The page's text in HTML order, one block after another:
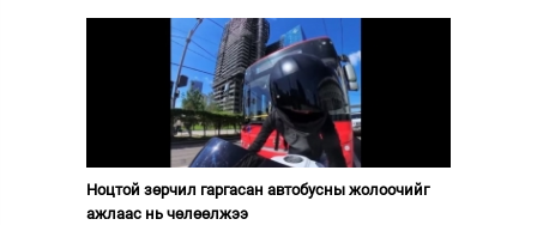
Ноцтой зөрчил гаргасан автобусны жолоочийг
ажлаас нь чөлөөлжээ